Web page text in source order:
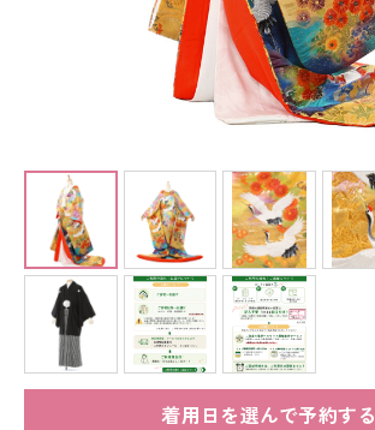
訪問着・付下げレンタル
ジュニア着物レンタル
ジュニア洋装レンタル
ベビー洋装レンタル
紋付袴レンタル
着用日を選んで予約する